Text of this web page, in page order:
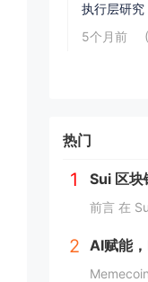
执行层研究
5个月前
热门
1
2